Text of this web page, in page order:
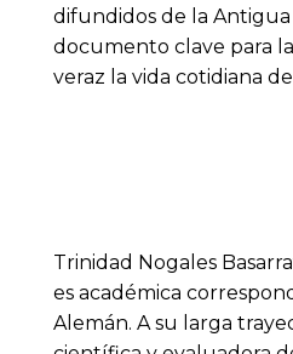
difundidos de la
documento clave para
veraz la vida cotidiana
Trinidad Nogales
es académica
Alemán. A su larga